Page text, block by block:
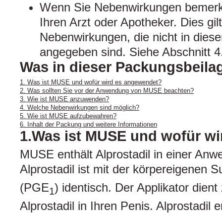
Wenn Sie Nebenwirkungen
Ihren Arzt oder Apotheker. Dies
Nebenwirkungen, die nicht in
angegeben sind. Siehe Abschnitt
Was in dieser
1. Was ist MUSE und wofür wird es angewendet?
2. Was sollten Sie vor der Anwendung von MUSE beachten?
3. Wie ist MUSE anzuwenden?
4. Welche Nebenwirkungen sind möglich?
5. Wie ist MUSE aufzubewahren?
6. Inhalt der Packung und weitere Informationen
1.Was ist MUSE und wofür
MUSE enthält Alprostadil in einer
Alprostadil ist mit der körpereigenen
(PGE1) identisch. Der Applikator
Alprostadil in Ihren Penis. Alprostadil